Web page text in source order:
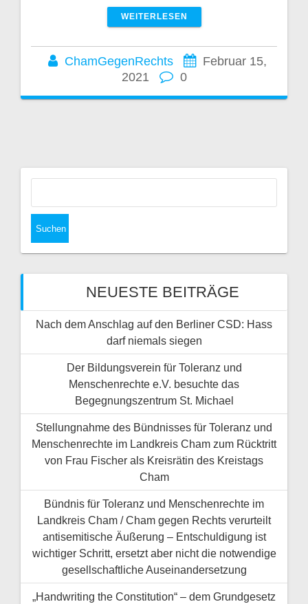
WEITERLESEN
ChamGegenRechts
Februar 15,
2021
0
NEUESTE BEITRÄGE
Nach dem Anschlag auf den Berliner CSD: Hass
darf niemals siegen
Der Bildungsverein für Toleranz und
Menschenrechte e.V. besuchte das
Begegnungszentrum St. Michael
Stellungnahme des Bündnisses für Toleranz und
Menschenrechte im Landkreis Cham zum Rücktritt
von Frau Fischer als Kreisrätin des Kreistags
Cham
Bündnis für Toleranz und Menschenrechte im
Landkreis Cham / Cham gegen Rechts verurteilt
antisemitische Äußerung – Entschuldigung ist
wichtiger Schritt, ersetzt aber nicht die notwendige
gesellschaftliche Auseinandersetzung
„Handwriting the Constitution“ – dem Grundgesetz